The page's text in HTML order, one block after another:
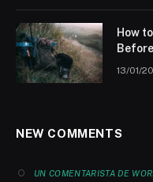
How
Before
13/01/
NEW COMMENTS
UN COMENTARISTA DE